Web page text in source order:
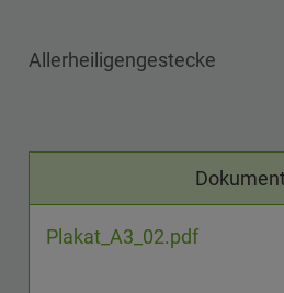
Allerheiligengestecke
Plakat_A3_02.pdf